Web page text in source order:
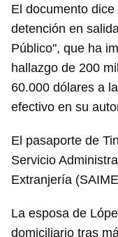
El documento
detención en
Público", que ha
hallazgo de 200
60.000 dólares a
efectivo en su
El pasaporte de
Servicio
Extranjería
La esposa de
domiciliario tras